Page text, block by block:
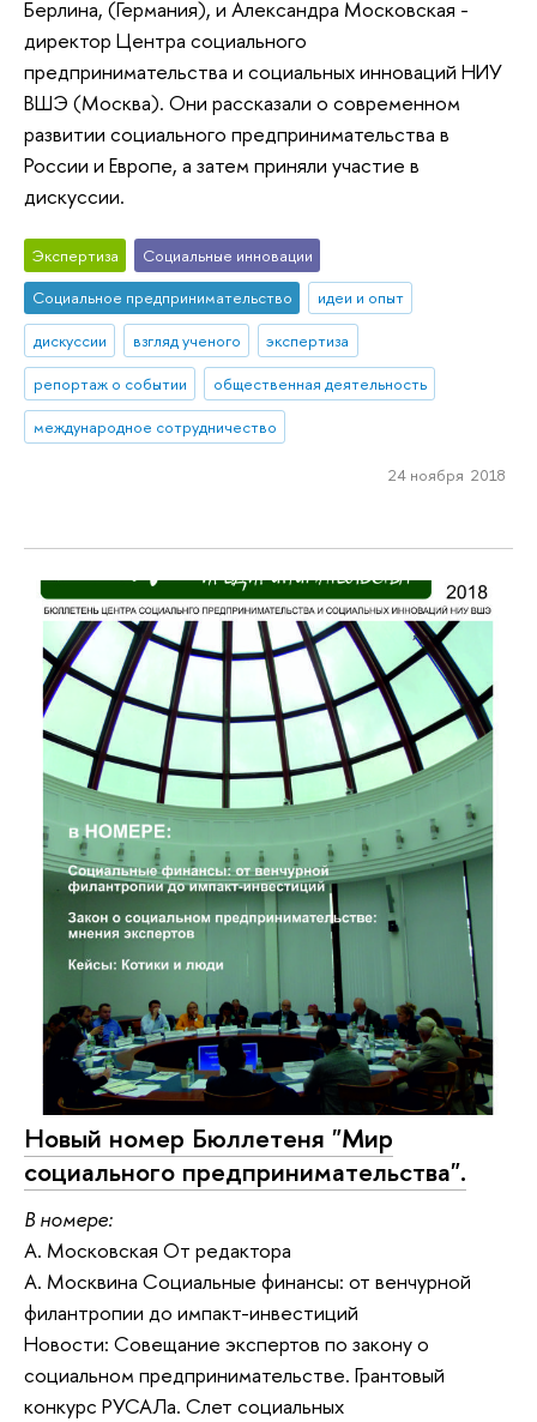
Берлина, (Германия), и Александра Московская -
директор Центра социального
предпринимательства и социальных инноваций НИУ
ВШЭ (Москва). Они рассказали о современном
развитии социального предпринимательства в
России и Европе, а затем приняли участие в
дискуссии.
Экспертиза
Социальные инновации
Социальное предпринимательство
идеи и опыт
дискуссии
взгляд ученого
экспертиза
репортаж о событии
общественная деятельность
международное сотрудничество
24 ноября 2018
Новый номер Бюллетеня "Мир
социального предпринимательства".
В номере:
А. Московская От редактора
А. Москвина Социальные финансы: от венчурной
филантропии до импакт-инвестиций
Новости: Совещание экспертов по закону о
социальном предпринимательстве. Грантовый
конкурс РУСАЛа. Слет социальных